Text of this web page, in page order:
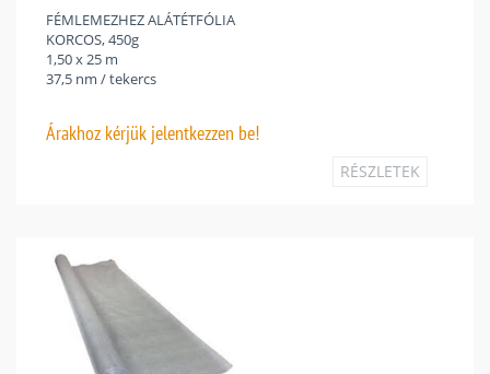
FÉMLEMEZHEZ ALÁTÉTFÓLIA
KORCOS, 450g
1,50 x 25 m
37,5 nm / tekercs
Árakhoz kérjük jelentkezzen be!
RÉSZLETEK